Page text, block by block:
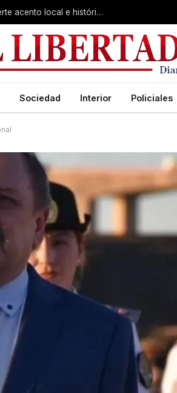
Virasoro inauguró la 7ª Feria del Libro con un fuerte acento local e histórico
Sociedad Interior Policiales